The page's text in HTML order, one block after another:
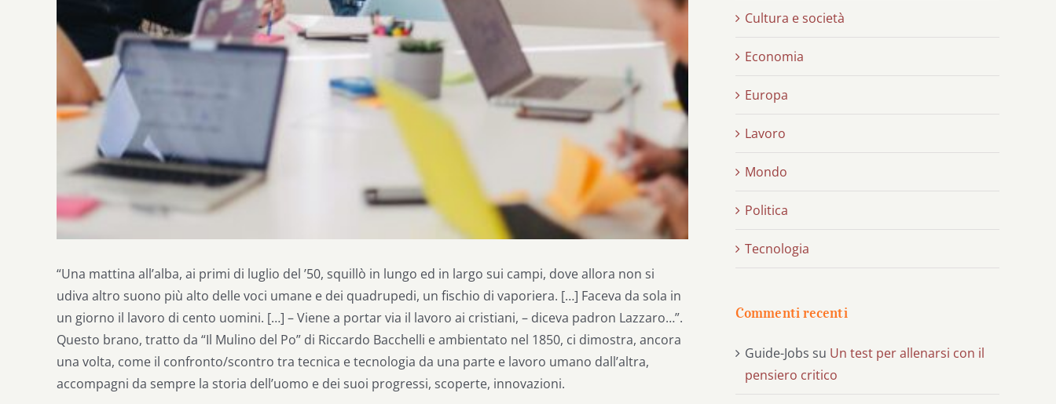
“Una mattina all’alba, ai primi di luglio del ’50, squillò in lungo ed in largo sui campi, dove allora non si
udiva altro suono più alto delle voci umane e dei quadrupedi, un fischio di vaporiera. […] Faceva da sola in
un giorno il lavoro di cento uomini. […] – Viene a portar via il lavoro ai cristiani, – diceva padron Lazzaro…”.
Questo brano, tratto da “Il Mulino del Po” di Riccardo Bacchelli e ambientato nel 1850, ci dimostra, ancora
una volta, come il confronto/scontro tra tecnica e tecnologia da una parte e lavoro umano dall’altra,
accompagni da sempre la storia dell’uomo e dei suoi progressi, scoperte, innovazioni.
Cultura e società
Economia
Europa
Lavoro
Mondo
Politica
Tecnologia
Commenti recenti
Guide-Jobs su Un test per allenarsi con il
pensiero critico